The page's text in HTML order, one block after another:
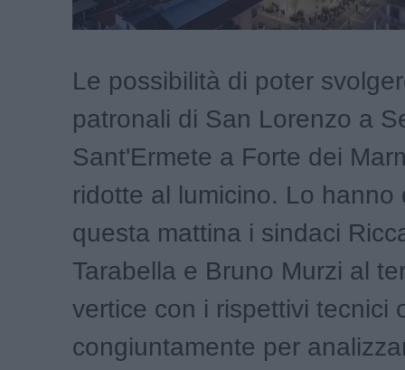
Le possibilità di poter
patronali di San Lorenzo a
Sant'Ermete a Forte dei
ridotte al lumicino. Lo hanno
questa mattina i sindaci
Tarabella e Bruno Murzi al
vertice con i rispettivi tecnici
congiuntamente per